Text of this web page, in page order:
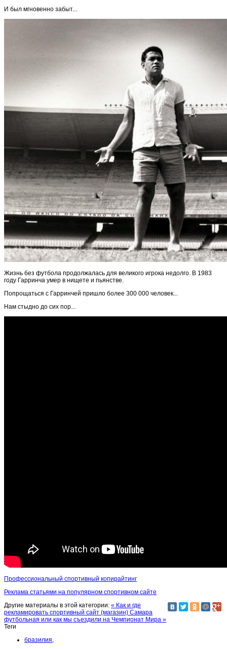
И был мгновенно забыт...
Жизнь без футбола продолжалась для великого игрока недолго. В 1983
году Гарринча умер в нищете и пьянстве.
Попрощаться с Гарринчей пришло более 300 000 человек...
Нам стыдно до сих пор...
Профессиональный спортивный копирайтинг
Реклама статьями на популярном спортивном сайте
Другие материалы в этой категории: « Как и где
рекламировать спортивный сайт (магазин) Самара
футбольная или как мы съездили на Чемпионат Мира »
Теги
бразилия,